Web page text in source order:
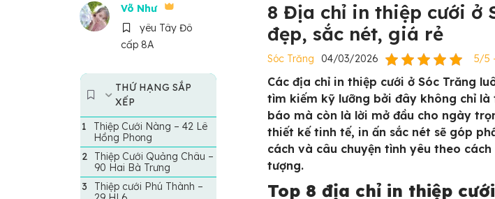
Võ Như
yêu Tây Đô
cấp 8A
8 Địa chỉ in thiệp cưới ở
đẹp, sắc nét, giá rẻ
Sóc Trăng 04/03/2026 5/5
THỨ HẠNG SẮP
XẾP
Thiệp Cưới Nàng – 42 Lê
Hồng Phong
Thiệp Cưới Quảng Châu –
90 Hai Bà Trưng
Thiệp cưới Phú Thành –
Các địa chỉ in thiệp cưới ở Sóc Trăng
tìm kiếm kỹ lưỡng bởi đây không chỉ
báo mà còn là lời mở đầu cho ngày
thiết kế tinh tế, in ấn sắc nét sẽ góp
cách và câu chuyện tình yêu theo
tượng.
Top 8 địa chỉ in thiệp